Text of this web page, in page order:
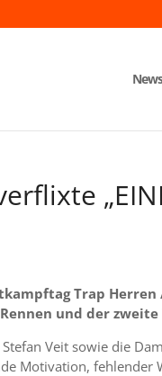
News
Trap
und der
Veit sowie die
Motivation,